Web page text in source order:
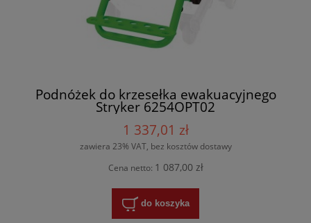
Podnóżek do krzesełka ewakuacyjnego
Stryker 6254OPT02
1 337,01 zł
zawiera 23% VAT, bez kosztów dostawy
Cena netto: 1 087,00 zł
do koszyka